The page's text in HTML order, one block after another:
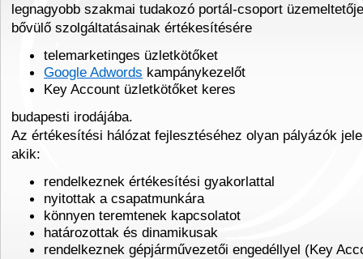
legnagyobb szakmai tudakozó portál-csoport
bővülő szolgáltatásainak értékesítésére
telemarketinges üzletkötőket
Google Adwords kampánykezelőt
Key Account üzletkötőket keres
budapesti irodájába.
Az értékesítési hálózat fejlesztéséhez olyan pályázók
akik:
rendelkeznek értékesítési gyakorlattal
nyitottak a csapatmunkára
könnyen teremtenek kapcsolatot
határozottak és dinamikusak
rendelkeznek gépjárművezetői engedéllyel (Key